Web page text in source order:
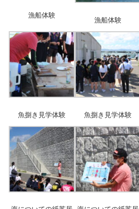
漁船体験
漁船体験
魚捌き見学体験 魚捌き見学体験